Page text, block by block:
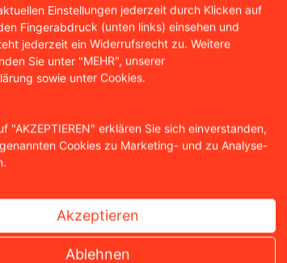
Prof. Christian
Autor & Partner WBS.LEGAL
Prof. Christian Solmecke ist
insbesondere in den Bereichen des
Internetrechts tätig. Darüber
Fachveröffentlichungen in diesen
Honorarprofessor an der CBS
Einstellungen jederzeit durch Klicken auf
Fingerabdruck (unten links) einsehen und
jederzeit ein Widerrufsrecht zu. Weitere
Sie unter "MEHR", unserer
sowie unter Cookies.
"AKZEPTIEREN" erklären Sie sich einverstanden,
Cookies zu Marketing- und zu Analyse-
Akzeptieren
Ablehnen